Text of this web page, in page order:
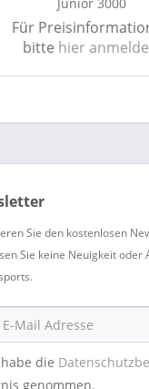
Für
bitte hier
Sie den kostenlosen
Sie keine Neuigkeit oder
die
genommen.